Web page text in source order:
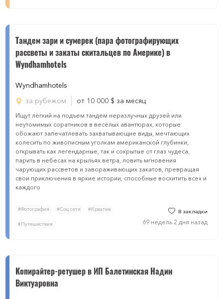
Тандем зари и сумерек (пара фотографирующих
рассветы и закаты скитальцев по Америке) в
Wyndhamhotels
Wyndhamhotels
за рубежом
от 10 000 $ за месяц
Ищут лёгкий на подъем тандем неразлучных друзей или
неутомимых соратников в весёлых авантюрах, которые
обожают запечатлевать захватывающие виды, мечтающих
колесить по живописным уголкам американской глубинки,
открывать как легендарные, так и сокрытые от глаз чудеса,
парить в небесах на крыльях ветра, ловить мгновения
чарующих рассветов и завораживающих закатов, превращая
свои приключения в яркие истории, способные восхитить всех и
каждого
#Фотография #Соц.сети #Креатив
#Путешествия
В закладки
69 недель 2 дня назад
Копирайтер-ретушер в ИП Балетинская Надин
Виктуаровна